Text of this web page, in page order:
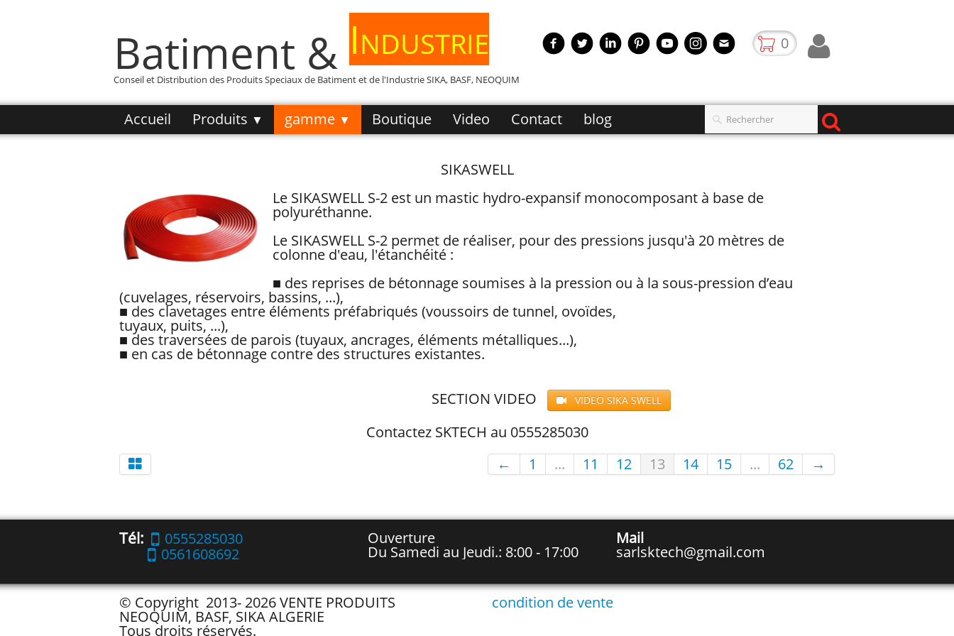
Batiment & Industrie
Conseil et Distribution des Produits Speciaux de Batiment et de l'Industrie SIKA, BASF, NEOQUIM
0
Accueil Produits ▼ gamme ▼ Boutique Video Contact blog
SIKASWELL
Le SIKASWELL S-2 est un mastic hydro-expansif monocomposant à base de
polyuréthanne.
Le SIKASWELL S-2 permet de réaliser, pour des pressions jusqu'à 20 mètres de
colonne d'eau, l'étanchéité :
■ des reprises de bétonnage soumises à la pression ou à la sous-pression d’eau
(cuvelages, réservoirs, bassins, ...),
■ des clavetages entre éléments préfabriqués (voussoirs de tunnel, ovoïdes,
tuyaux, puits, ...),
■ des traversées de parois (tuyaux, ancrages, éléments métalliques...),
■ en cas de bétonnage contre des structures existantes.
SECTION VIDEO VIDEO SIKA SWELL
Contactez SKTECH au 0555285030
←
1 ... 11 12 13 14 15 ... 62 →
Tél:
0555285030
0561608692
Ouverture
Du Samedi au Jeudi.: 8:00 - 17:00
Mail
sarlsktech@gmail.com
© Copyright 2013- 2026 VENTE PRODUITS
NEOQUIM, BASF, SIKA ALGERIE
Tous droits réservés.
condition de vente